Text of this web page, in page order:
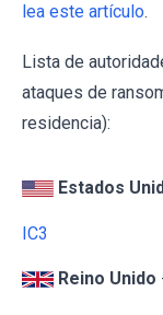
lea este artículo.
Lista de
ataques de
residencia):
Estados
IC3
Reino Unido